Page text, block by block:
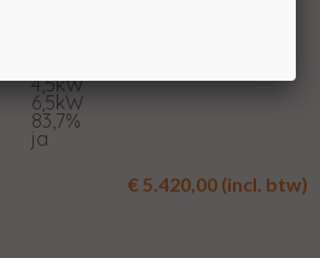
4,5kW
6,5kW
83,7%
ja
€ 5.420,00 (incl. btw)